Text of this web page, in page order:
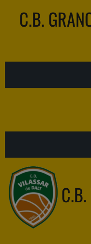
C.B.